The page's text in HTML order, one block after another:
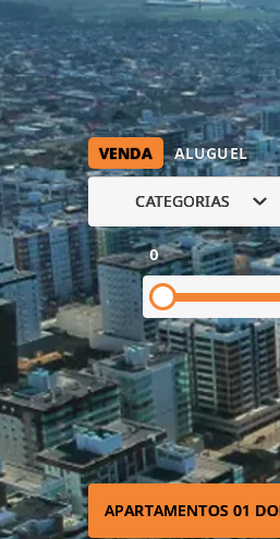
VENDA ALUGUEL
CATEGORIAS
0
APARTAMENTOS 01